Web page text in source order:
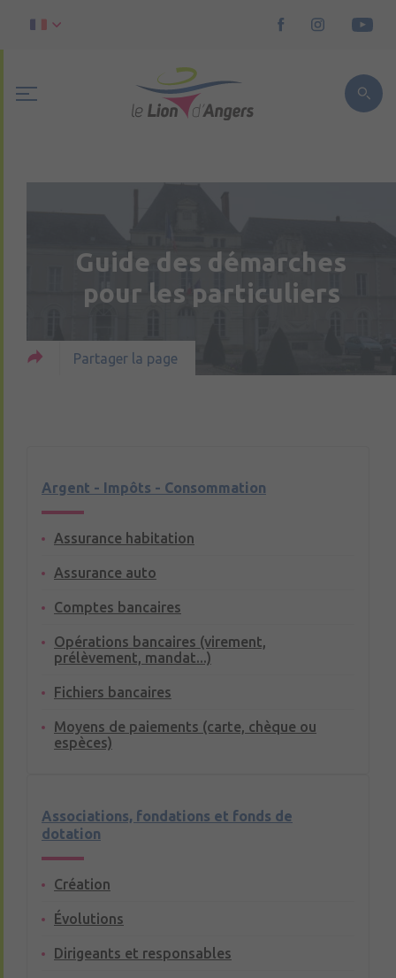
Guide des démarches
pour les particuliers
Partager la page
Argent - Impôts - Consommation
Assurance habitation
Assurance auto
Comptes bancaires
Opérations bancaires (virement,
prélèvement, mandat...)
Fichiers bancaires
Moyens de paiements (carte, chèque ou
espèces)
Associations, fondations et fonds de
dotation
Création
Évolutions
Dirigeants et responsables